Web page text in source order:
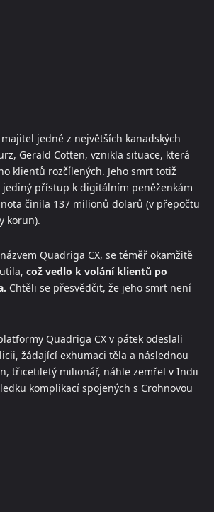
jedné z největších kanadských
Gerald Cotten, vznikla situace, která
klientů rozčílených. Jeho smrt totiž
jediný přístup k digitálním peněženkám
činila 137 milionů dolarů (v přepočtu
korun).
Quadriga CX, se téměř okamžitě
což vedlo k volání klientů po
Chtěli se přesvědčit, že jeho smrt není
Quadriga CX v pátek odeslali
žádající exhumaci těla a následnou
třicetiletý milionář, náhle zemřel v Indii
komplikací spojených s Crohnovou